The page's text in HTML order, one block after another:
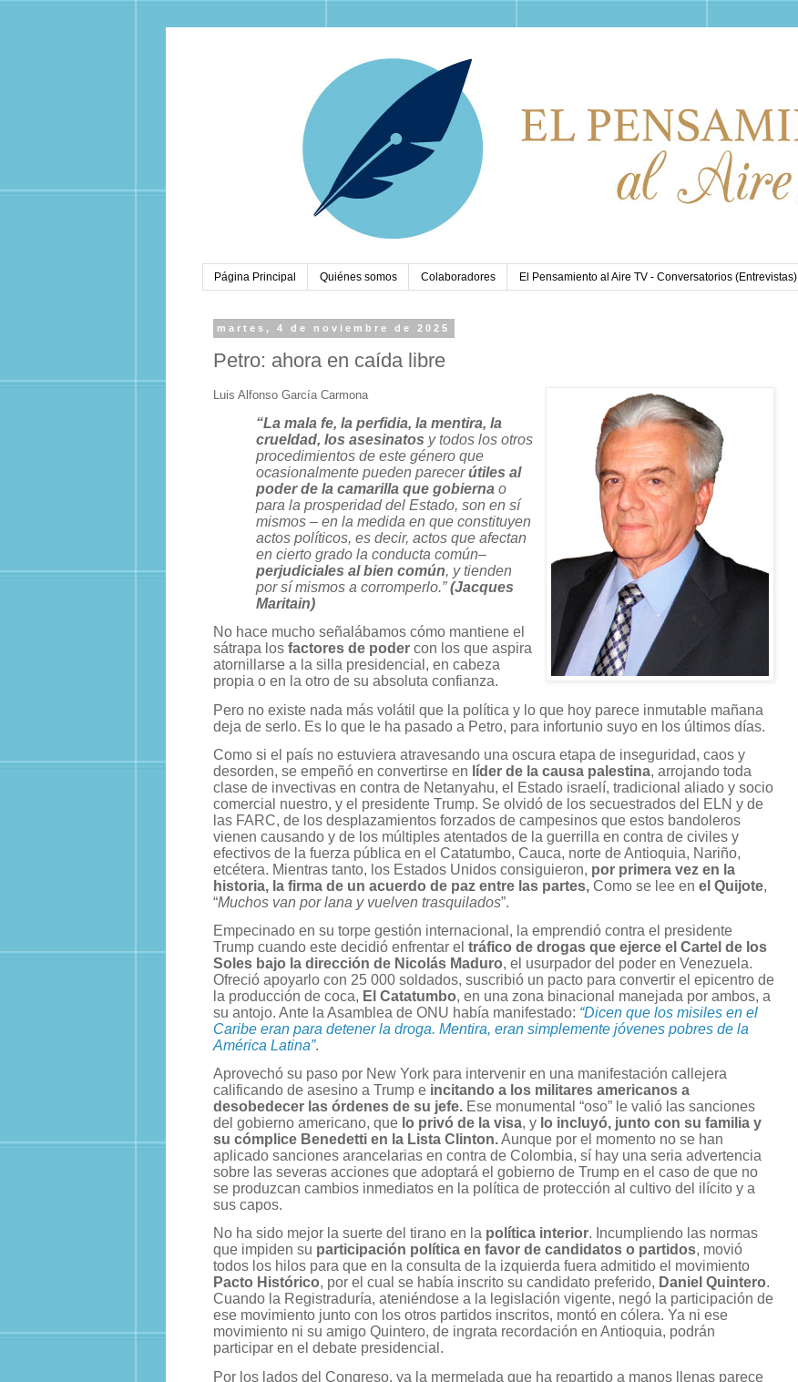
Página Principal Quiénes somos Colaboradores El Pensamiento al Aire TV - Conversatorios (Entrevistas)
martes, 4 de noviembre de 2025
Petro: ahora en caída libre
Luis Alfonso García Carmona
“La mala fe, la perfidia, la mentira, la
crueldad, los asesinatos y todos los otros
procedimientos de este género que
ocasionalmente pueden parecerútiles al
poder de la camarilla que gobierna o
para la prosperidad del Estado, son en sí
mismos – en la medida en que constituyen
actos políticos, es decir, actos que afectan
en cierto grado la conducta común–
perjudiciales al bien común, y tienden
por sí mismos a corromperlo.”(Jacques
Maritain)
No hace mucho señalábamos cómo mantiene el
sátrapa los factores de poder con los que aspira
atornillarse a la silla presidencial, en cabeza
propia o en la otro de su absoluta confianza.
Pero no existe nada más volátil que la política y lo que hoy parece inmutable mañana
deja de serlo. Es lo que le ha pasado a Petro, para infortunio suyo en los últimos días.
Como si el país no estuviera atravesando una oscura etapa de inseguridad, caos y
desorden, se empeñó en convertirse en líder de la causa palestina, arrojando toda
clase de invectivas en contra de Netanyahu, el Estado israelí, tradicional aliado y socio
comercial nuestro, y el presidente Trump. Se olvidó de los secuestrados del ELN y de
las FARC, de los desplazamientos forzados de campesinos que estos bandoleros
vienen causando y de los múltiples atentados de la guerrilla en contra de civiles y
efectivos de la fuerza pública en el Catatumbo, Cauca, norte de Antioquia, Nariño,
etcétera. Mientras tanto, los Estados Unidos consiguieron, por primera vez en la
historia, la firma de un acuerdo de paz entre las partes, Como se lee en el Quijote,
“Muchos van por lana y vuelven trasquilados”.
Empecinado en su torpe gestión internacional, la emprendió contra el presidente
Trump cuando este decidió enfrentar el tráfico de drogas que ejerce el Cartel de los
Soles bajo la dirección de Nicolás Maduro, el usurpador del poder en Venezuela.
Ofreció apoyarlo con 25 000 soldados, suscribió un pacto para convertir el epicentro de
la producción de coca, El Catatumbo, en una zona binacional manejada por ambos, a
su antojo. Ante la Asamblea de ONU había manifestado: “Dicen que los misiles en el
Caribe eran para detener la droga. Mentira, eran simplemente jóvenes pobres de la
América Latina”.
Aprovechó su paso por New York para intervenir en una manifestación callejera
calificando de asesino a Trump e incitando a los militares americanos a
desobedecer las órdenes de su jefe. Ese monumental “oso” le valió las sanciones
del gobierno americano, que lo privó de la visa, y lo incluyó, junto con su familia y
su cómplice Benedetti en la Lista Clinton.Aunque por el momento no se han
aplicado sanciones arancelarias en contra de Colombia, sí hay una seria advertencia
sobre las severas acciones que adoptará el gobierno de Trump en el caso de que no
se produzcan cambios inmediatos en la política de protección al cultivo del ilícito y a
sus capos.
No ha sido mejor la suerte del tirano en la política interior. Incumpliendo las normas
que impiden su participación política en favor de candidatos o partidos, movió
todos los hilos para que en la consulta de la izquierda fuera admitido el movimiento
Pacto Histórico, por el cual se había inscrito su candidato preferido, Daniel Quintero.
Cuando la Registraduría, ateniéndose a la legislación vigente, negó la participación de
ese movimiento junto con los otros partidos inscritos, montó en cólera. Ya ni ese
movimiento ni su amigo Quintero, de ingrata recordación en Antioquia, podrán
participar en el debate presidencial.
Por los lados del Congreso, ya la mermelada que ha repartido a manos llenas parece